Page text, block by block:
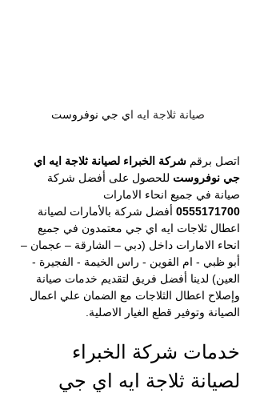
صيانة ثلاجة ايه اي جي نوفروست
اتصل برقم شركة الخبراء لصيانة ثلاجة ايه اي
جي نوفروست للحصول على أفضل شركة
صيانة في جميع انحاء الامارات
0555171700 أفضل شركة بالأمارات لصيانة
اعطال ثلاجات ايه اي جي معتمدون في جميع
انحاء الامارات داخل (دبي – الشارقة – عجمان –
أبو ظبي - ام القوين - راس الخيمة - الفجيرة -
العين) لدينا أفضل فريق لتقديم خدمات صيانة
وإصلاح اعطال الثلاجات مع الضمان علي اعمال
الصيانة وتوفير قطع الغيار الاصلية.
خدمات شركة الخبراء
لصيانة ثلاجة ايه اي جي